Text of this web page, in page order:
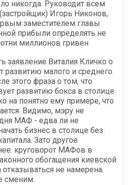
никогда. Руководит всем
Игорь Никонов,
заместителем главы
прибыли определять не
миллионов гривен
заявление Виталия Кличко о
малого и среднего
этого фраза о том, что
развитию бокса в столице
на понятно ему примере, что
Видимо, мэру не
МАФ - едва ли не
бизнес в столице без
Зато другое
круговорот МАФов в
обогащения киевской
отказываться не намерена.
сменим.